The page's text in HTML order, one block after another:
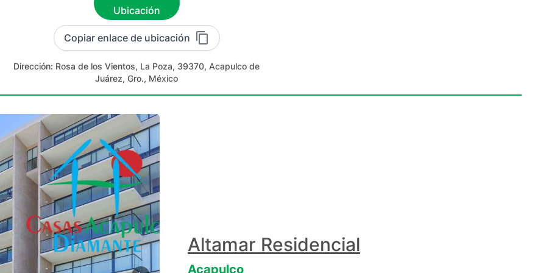
Ubicación
Copiar enlace de ubicación
Dirección: Rosa de los Vientos, La Poza, 39370, Acapulco de
Juárez, Gro., México
Altamar Residencial
Acapulco